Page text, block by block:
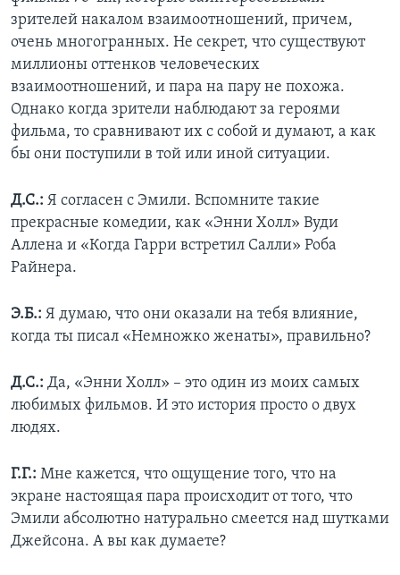
зрителей накалом взаимоотношений, причем,
очень многогранных. Не секрет, что существуют
миллионы оттенков человеческих
взаимоотношений, и пара на пару не похожа.
Однако когда зрители наблюдают за героями
фильма, то сравнивают их с собой и думают, а как
бы они поступили в той или иной ситуации.
Д.С.: Я согласен с Эмили. Вспомните такие
прекрасные комедии, как «Энни Холл» Вуди
Аллена и «Когда Гарри встретил Салли» Роба
Райнера.
Э.Б.: Я думаю, что они оказали на тебя влияние,
когда ты писал «Немножко женаты», правильно?
Д.С.: Да, «Энни Холл» – это один из моих самых
любимых фильмов. И это история просто о двух
людях.
Г.Г.: Мне кажется, что ощущение того, что на
экране настоящая пара происходит от того, что
Эмили абсолютно натурально смеется над шутками
Джейсона. А вы как думаете?